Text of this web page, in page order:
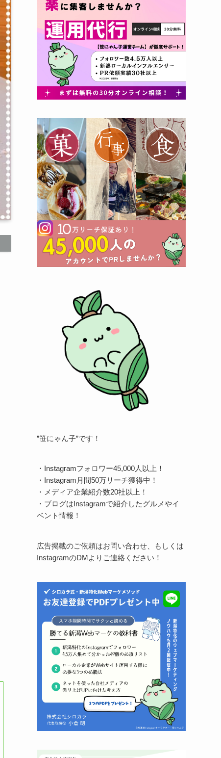
”笹にゃん子”です！
・Instagramフォロワー45,000人以上！
・Instagram月間50万リーチ獲得中！
・メディア企業紹介数20社以上！
・ブログはInstagramで紹介したグルメやイ
ベント情報！
広告掲載のご依頼はお問い合わせ、もしくは
InstagramのDMよりご連絡ください！